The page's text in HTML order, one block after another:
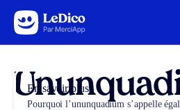
Aller au contenu
En savoir plus
Pourquoi l’ununquadium s’appelle